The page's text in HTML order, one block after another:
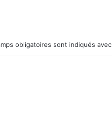
obligatoires sont indiqués avec